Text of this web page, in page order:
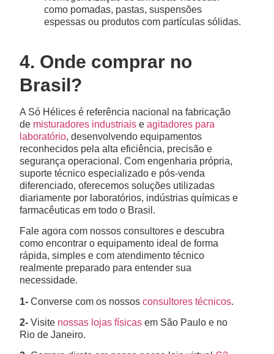
como pomadas, pastas, suspensões
espessas ou produtos com partículas sólidas.
4. Onde comprar no
Brasil?
A Só Hélices é referência nacional na fabricação
de misturadores industriais eagitadores para
laboratório, desenvolvendo equipamentos
reconhecidos pela alta eficiência, precisão e
segurança operacional. Com engenharia própria,
suporte técnico especializado e pós-venda
diferenciado, oferecemos soluções utilizadas
diariamente por laboratórios, indústrias químicas e
farmacêuticas em todo o Brasil.
Fale agora com nossos consultores e descubra
como encontrar o equipamento ideal de forma
rápida, simples e com atendimento técnico
realmente preparado para entender sua
necessidade.
1- Converse com os nossosconsultores técnicos.
2- Visite nossas lojas físicas em São Paulo e no
Rio de Janeiro.